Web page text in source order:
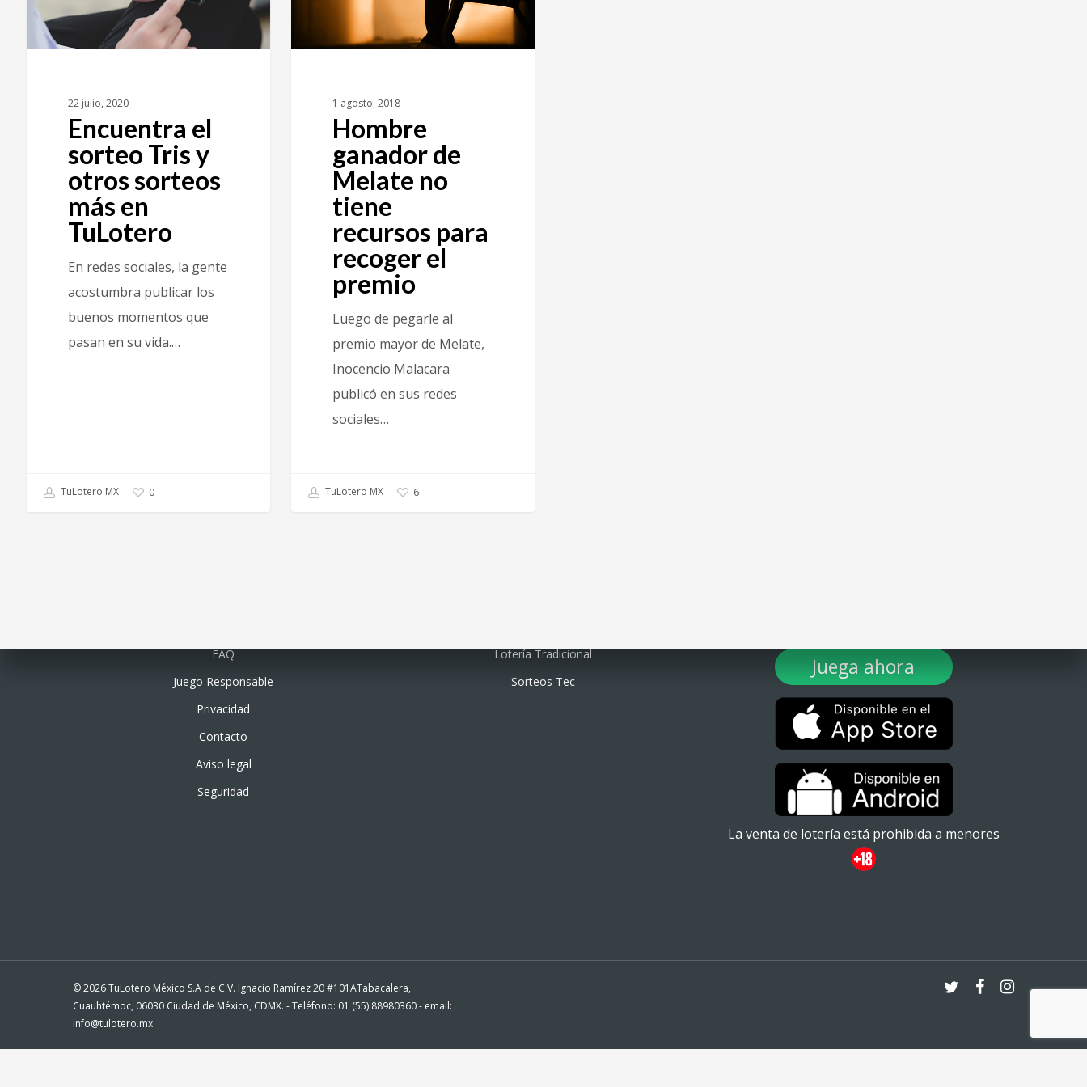
22 julio, 2020
Encuentra el
sorteo Tris y
otros sorteos
más en
TuLotero
En redes sociales, la gente
acostumbra publicar los
buenos momentos que
pasan en su vida.…
TuLotero MX 0
1 agosto, 2018
Hombre
ganador de
Melate no
tiene
recursos para
recoger el
premio
Luego de pegarle al
premio mayor de Melate,
Inocencio Malacara
publicó en sus redes
sociales…
TuLotero MX 6
FAQ
Juego Responsable
Privacidad
Contacto
Aviso legal
Seguridad
Lotería Tradicional
Sorteos Tec
Juega ahora
La venta de lotería está prohibida a menores
© 2026 TuLotero México S.A de C.V. Ignacio Ramírez 20 #101ATabacalera,
Cuauhtémoc, 06030 Ciudad de México, CDMX. - Teléfono: 01 (55) 88980360 - email:
info@tulotero.mx
twitter facebookinstagram